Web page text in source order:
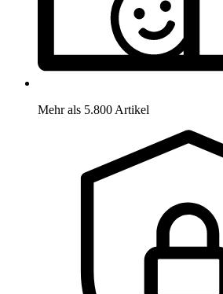
Mehr als 5.800 Artikel